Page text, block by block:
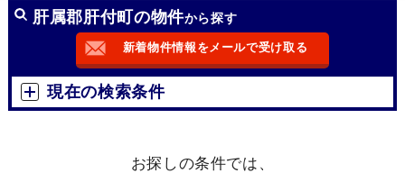
肝属郡肝付町の物件から探す
新着物件情報をメールで受け取る
現在の検索条件
お探しの条件では、